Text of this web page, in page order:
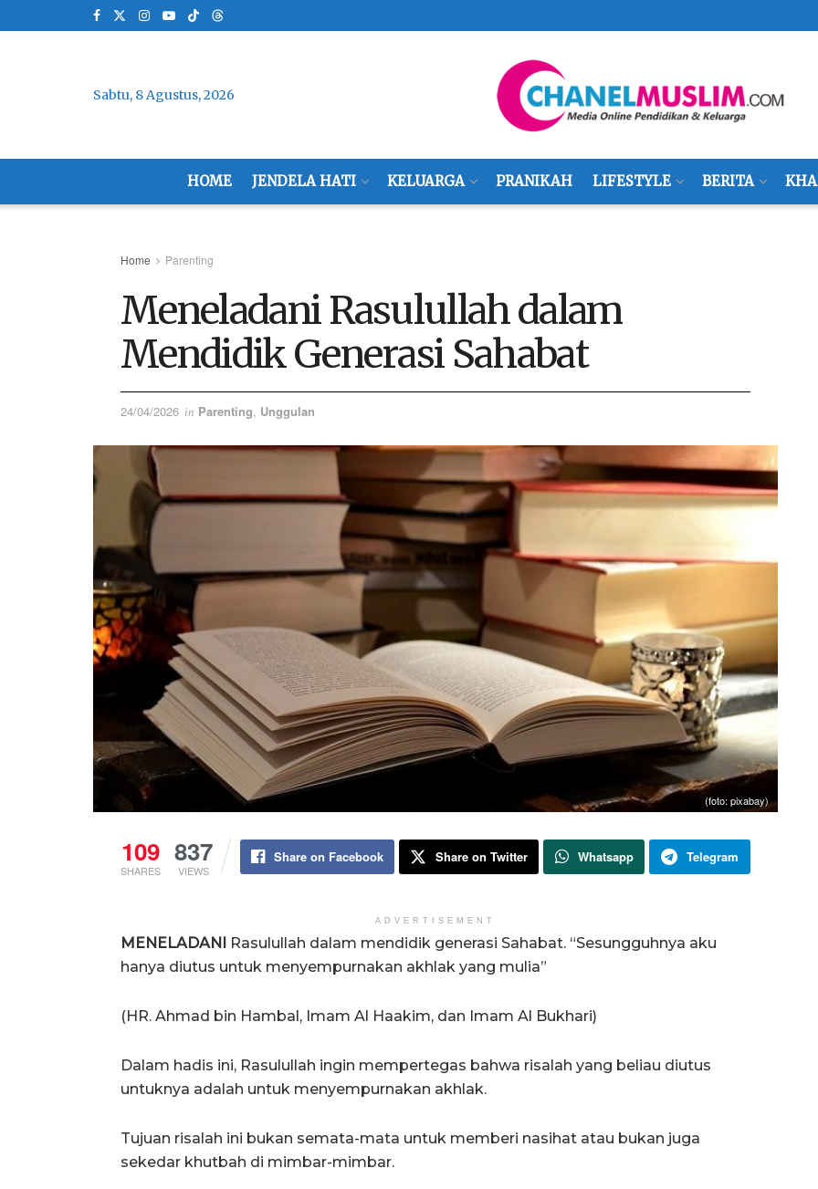
Sabtu, 8 Agustus, 2026
HOME JENDELA HATI KELUARGA PRANIKAH LIFESTYLE BERITA
Home Parenting
Meneladani Rasulullah dalam
Mendidik Generasi Sahabat
24/04/2026 in Parenting, Unggulan
(foto: pixabay)
109
SHARES
837
VIEWS
Share on Facebook Share on Twitter Whatsapp Telegram
ADVERTISEMENT
MENELADANI Rasulullah dalam mendidik generasi Sahabat. “Sesungguhnya aku
hanya diutus untuk menyempurnakan akhlak yang mulia”
(HR. Ahmad bin Hambal, Imam Al Haakim, dan Imam Al Bukhari)
Dalam hadis ini, Rasulullah ingin mempertegas bahwa risalah yang beliau diutus
untuknya adalah untuk menyempurnakan akhlak.
Tujuan risalah ini bukan semata-mata untuk memberi nasihat atau bukan juga
sekedar khutbah di mimbar-mimbar.